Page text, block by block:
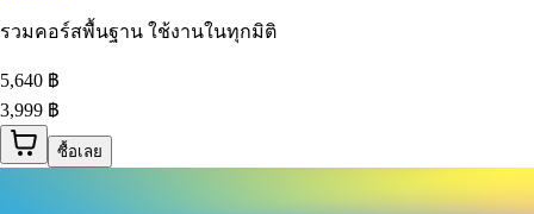
รวมคอร์สพื้นฐาน ใช้งานในทุกมิติ
5,640 ฿
3,999 ฿
ซื้อเลย